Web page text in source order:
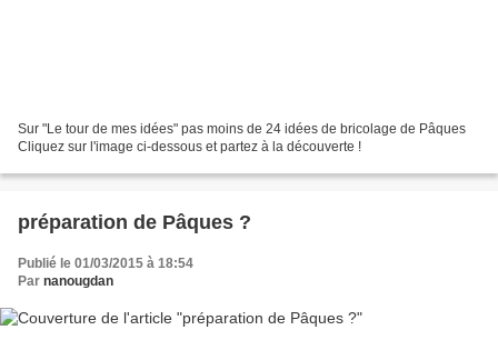
Sur "Le tour de mes idées" pas moins de 24 idées de bricolage de Pâques
Cliquez sur l'image ci-dessous et partez à la découverte !
préparation de Pâques ?
Publié le 01/03/2015 à 18:54
Par nanougdan